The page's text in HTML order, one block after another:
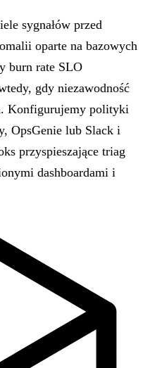
sygnałów przed
oparte na bazowych
burn rate SLO
gdy niezawodność
Konfigurujemy polityki
OpsGenie lub Slack i
przyspieszające triag
dashboardami i